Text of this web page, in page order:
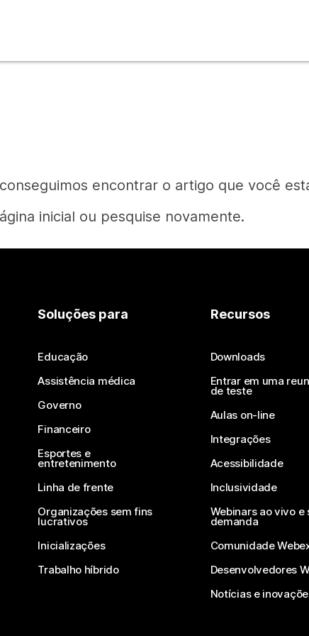
encontrar o artigo que você
inicial ou pesquise novamente.
Precisa de uma resposta?
Enviar uma pergunta
Soluções para
Educação
Assistência médica
Governo
Financeiro
Esportes e
entretenimento
Linha de frente
Organizações sem fins
lucrativos
Inicializações
Trabalho híbrido
Recursos
Downloads
Entrar em uma
de teste
Aulas on-line
Integrações
Acessibilidade
Inclusividade
Webinars ao vivo e
demanda
Comunidade
Desenvolvedores
Notícias e